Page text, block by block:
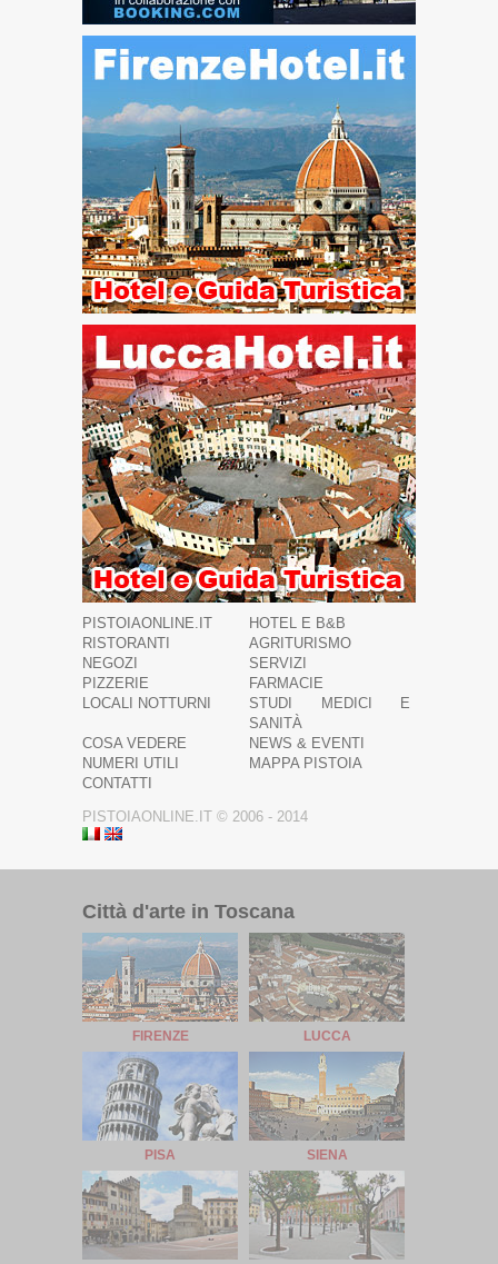
PISTOIAONLINE.IT
HOTEL E B&B
RISTORANTI
AGRITURISMO
NEGOZI
SERVIZI
PIZZERIE
FARMACIE
LOCALI NOTTURNI
STUDI MEDICI E
SANITÀ
COSA VEDERE
NEWS & EVENTI
NUMERI UTILI
MAPPA PISTOIA
CONTATTI
PISTOIAONLINE.IT © 2006 - 2014
Città d'arte in Toscana
FIRENZE LUCCA
PISA SIENA